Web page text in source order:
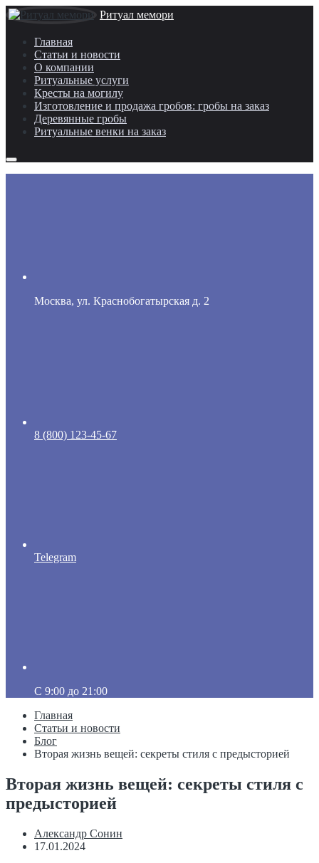
Ритуал мемори
Главная
Статьи и новости
О компании
Ритуальные услуги
Кресты на могилу
Изготовление и продажа гробов: гробы на заказ
Деревянные гробы
Ритуальные венки на заказ
Москва, ул. Краснобогатырская д. 2
8 (800) 123-45-67
Telegram
C 9:00 до 21:00
Главная
Статьи и новости
Блог
Вторая жизнь вещей: секреты стиля с предысторией
Вторая жизнь вещей: секреты стиля с
предысторией
Александр Сонин
17.01.2024